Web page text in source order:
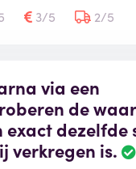
3/5 2/5
via een
de
exact dezelfde
verkregen is.
B